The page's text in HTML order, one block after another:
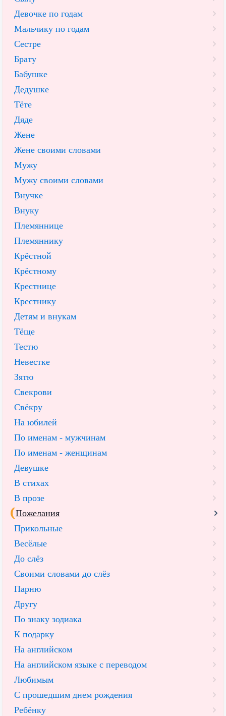
Девочке по годам
Мальчику по годам
Сестре
Брату
Бабушке
Дедушке
Тёте
Дяде
Жене
Жене своими словами
Мужу
Мужу своими словами
Внучке
Внуку
Племяннице
Племяннику
Крёстной
Крёстному
Крестнице
Крестнику
Детям и внукам
Тёще
Тестю
Невестке
Зятю
Свекрови
Свёкру
На юбилей
По именам - мужчинам
По именам - женщинам
Девушке
В стихах
В прозе
Пожелания
Прикольные
Весёлые
До слёз
Своими словами до слёз
Парню
Другу
По знаку зодиака
К подарку
На английском
На английском языке с переводом
Любимым
С прошедшим днем рождения
Ребёнку